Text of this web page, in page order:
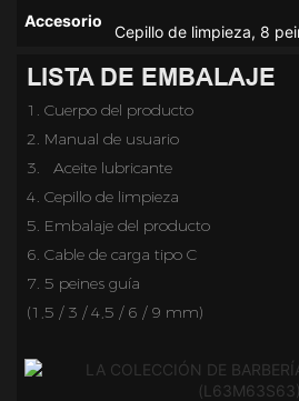
Accesorio
Cepillo de limpieza, 8
LISTA DE EMBALAJE
1. Cuerpo del producto
2. Manual de usuario
3.
Aceite lubricante
4. Cepillo de limpieza
5. Embalaje del producto
6. Cable de carga tipo C
7. 5 peines guía
(1,5 / 3 / 4,5 / 6 / 9 mm)